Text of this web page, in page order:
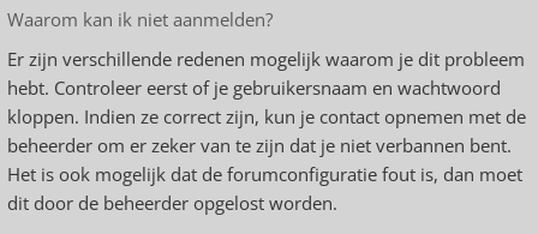
Waarom kan ik niet aanmelden?
Er zijn verschillende redenen mogelijk waarom je dit probleem
hebt. Controleer eerst of je gebruikersnaam en wachtwoord
kloppen. Indien ze correct zijn, kun je contact opnemen met de
beheerder om er zeker van te zijn dat je niet verbannen bent.
Het is ook mogelijk dat de forumconfiguratie fout is, dan moet
dit door de beheerder opgelost worden.